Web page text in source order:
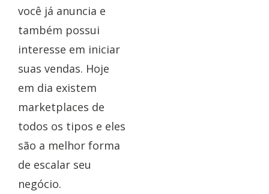
você já anuncia e
também possui
interesse em iniciar
suas vendas. Hoje
em dia existem
marketplaces de
todos os tipos e eles
são a melhor forma
de escalar seu
negócio.